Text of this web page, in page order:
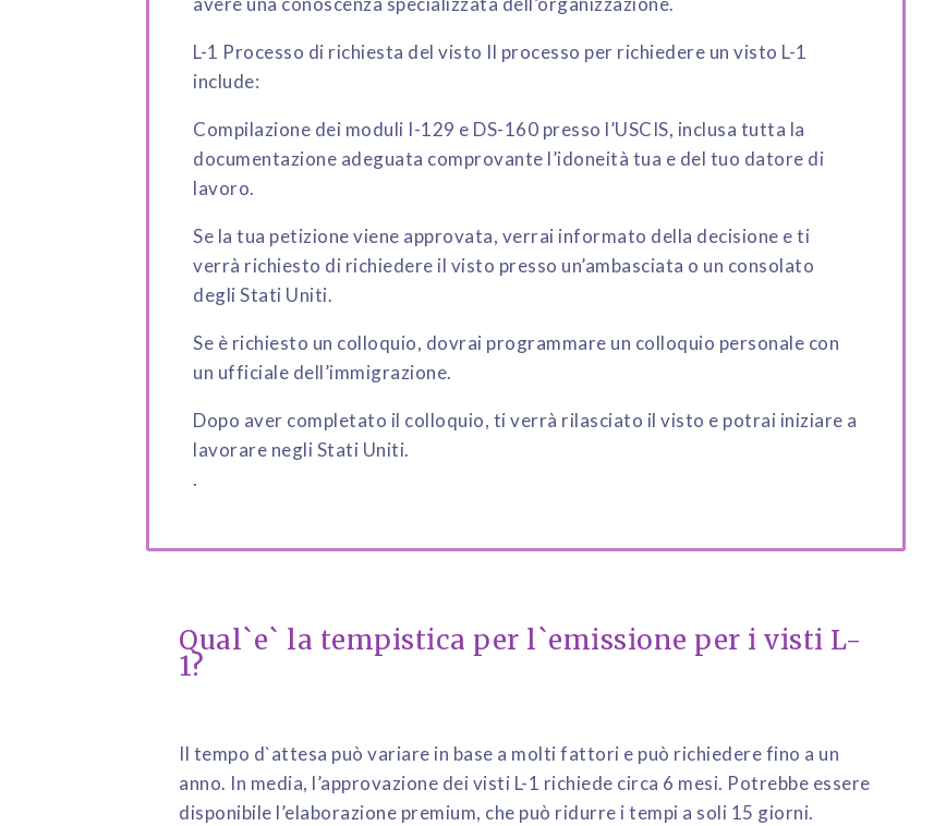
L-1 Processo di richiesta del visto Il processo per richiedere un visto L-1
include:
Compilazione dei moduli I-129 e DS-160 presso l’USCIS, inclusa tutta la
documentazione adeguata comprovante l’idoneità tua e del tuo datore di
lavoro.
Se la tua petizione viene approvata, verrai informato della decisione e ti
verrà richiesto di richiedere il visto presso un’ambasciata o un consolato
degli Stati Uniti.
Se è richiesto un colloquio, dovrai programmare un colloquio personale con
un ufficiale dell’immigrazione.
Dopo aver completato il colloquio, ti verrà rilasciato il visto e potrai iniziare a
lavorare negli Stati Uniti.
.
Qual`e` la tempistica per l`emissione per i visti L-
1?
Il tempo d`attesa può variare in base a molti fattori e può richiedere fino a un
anno. In media, l’approvazione dei visti L-1 richiede circa 6 mesi. Potrebbe essere
disponibile l’elaborazione premium, che può ridurre i tempi a soli 15 giorni.